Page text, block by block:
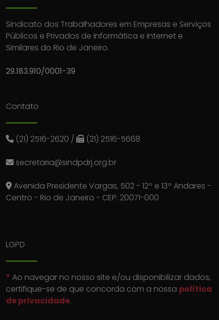
Sindicato dos Trabalhadores em Empresas e Serviços
Públicos e Privados de Informática e Internet e
Similares do Rio de Janeiro.
29.183.910/0001-39
Contato
(21) 2516-2620 / (21) 2516-5668
secretaria@sindpdrj.org.br
Avenida Presidente Vargas, 502 - 12º e 13º Andares -
Centro - Rio de Janeiro - CEP: 20071-000
LGPD
* Ao navegar no nosso site e/ou disponibilizar dados,
certifique-se de que concorda com a nossa política
de privacidade.